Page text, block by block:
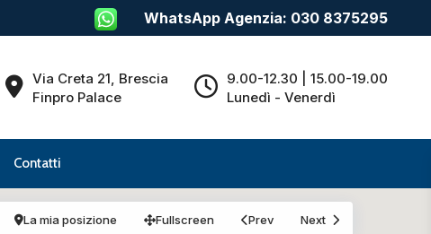
WhatsApp Agenzia: 030 8375295
Via Creta 21, Brescia
Finpro Palace
9.00-12.30 | 15.00-19.00
Lunedì - Venerdì
Contatti
La mia posizione Fullscreen Prev Next